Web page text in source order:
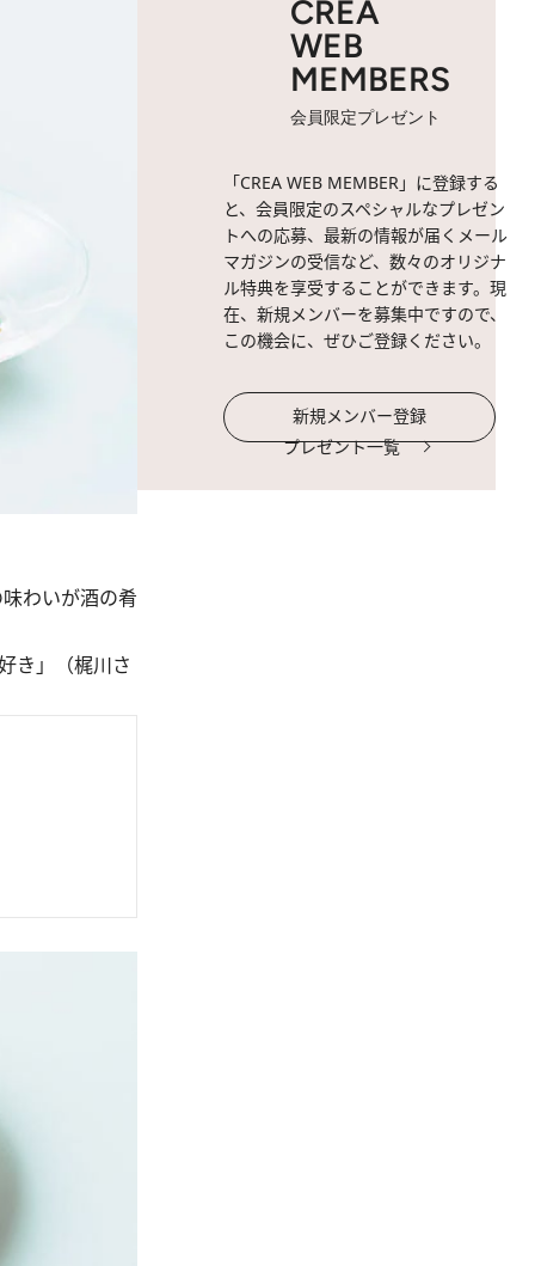
わいが酒の肴
き」（梶川さ
CREA
WEB
MEMBERS
会員限定プレゼント
「CREA WEB MEMBER」に登録する
と、会員限定のスペシャルなプレゼン
トへの応募、最新の情報が届くメール
マガジンの受信など、数々のオリジナ
ル特典を享受することができます。現
在、新規メンバーを募集中ですので、
この機会に、ぜひご登録ください。
新規メンバー登録
プレゼント一覧